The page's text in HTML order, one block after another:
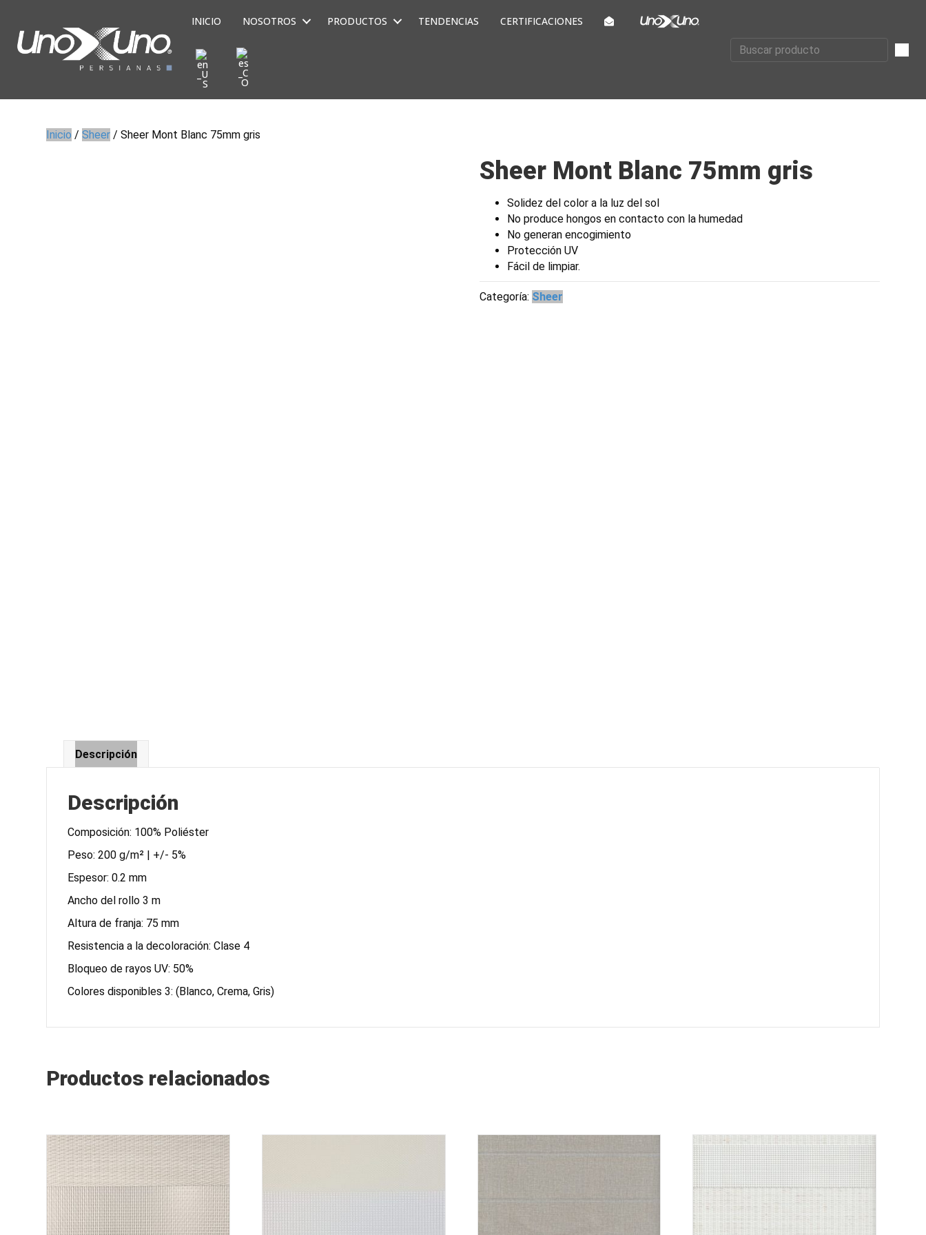
INICIO NOSOTROS PRODUCTOS TENDENCIAS CERTIFICACIONES
Inicio /Sheer / Sheer Mont Blanc 75mm gris
Sheer Mont Blanc 75mm gris
Solidez del color a la luz del sol
No produce hongos en contacto con la humedad
No generan encogimiento
Protección UV
Fácil de limpiar.
Categoría: Sheer
Descripción
Descripción
Composición: 100% Poliéster
Peso: 200 g/m² | +/- 5%
Espesor: 0.2 mm
Ancho del rollo 3 m
Altura de franja: 75 mm
Resistencia a la decoloración: Clase 4
Bloqueo de rayos UV: 50%
Colores disponibles 3: (Blanco, Crema, Gris)
Productos relacionados